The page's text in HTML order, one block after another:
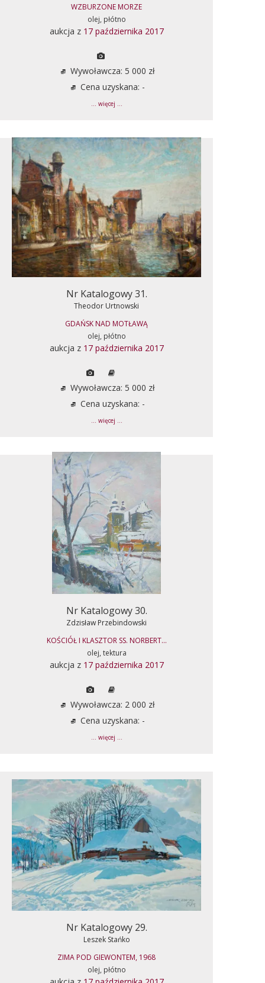
WZBURZONE MORZE
olej, płótno
aukcja z 17 października 2017
Wywoławcza: 5 000 zł
Cena uzyskana: -
... więcej ...
Nr Katalogowy 31.
Theodor Urtnowski
GDAŃSK NAD MOTŁAWĄ
olej, płótno
aukcja z 17 października 2017
Wywoławcza: 5 000 zł
Cena uzyskana: -
... więcej ...
Nr Katalogowy 30.
Zdzisław Przebindowski
KOŚCIÓŁ I KLASZTOR SS. NORBERT...
olej, tektura
aukcja z 17 października 2017
Wywoławcza: 2 000 zł
Cena uzyskana: -
... więcej ...
Nr Katalogowy 29.
Leszek Stańko
ZIMA POD GIEWONTEM, 1968
olej, płótno